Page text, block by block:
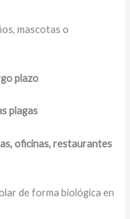
mascotas o
plazo
plagas
oficinas, restaurantes
de forma biológica en